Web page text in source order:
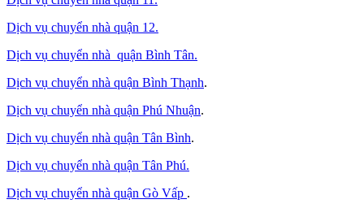
Dịch vụ chuyển nhà quận 12.
Dịch vụ chuyển nhà quận Bình Tân.
Dịch vụ chuyển nhà quận Bình Thạnh.
Dịch vụ chuyển nhà quận Phú Nhuận.
Dịch vụ chuyển nhà quận Tân Bình.
Dịch vụ chuyển nhà quận Tân Phú.
Dịch vụ chuyển nhà quận Gò Vấp .